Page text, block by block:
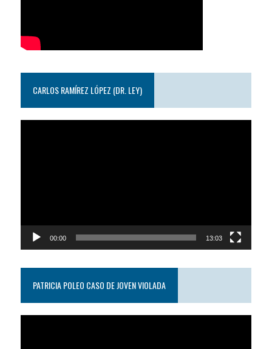
CARLOS RAMÍREZ LÓPEZ (DR. LEY)
00:00 13:03
PATRICIA POLEO CASO DE JOVEN VIOLADA